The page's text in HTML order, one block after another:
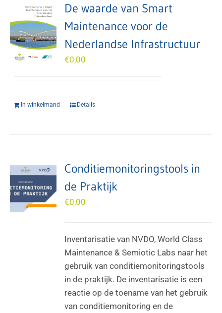
De waarde van Smart
Maintenance voor de
Nederlandse Infrastructuur
€0,00
In winkelmand Details
Conditiemonitoringstools in
de Praktijk
€0,00
Inventarisatie van NVDO, World Class
Maintenance & Semiotic Labs naar het
gebruik van conditiemonitoringstools
in de praktijk. De inventarisatie is een
reactie op de toename van het gebruik
van conditiemonitoring en de